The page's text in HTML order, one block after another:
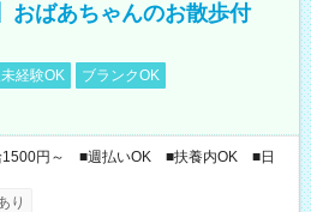
おばあちゃんのお散歩付
経験OK
ブランクOK
1500円～ ■週払いOK ■扶養内OK ■日
り